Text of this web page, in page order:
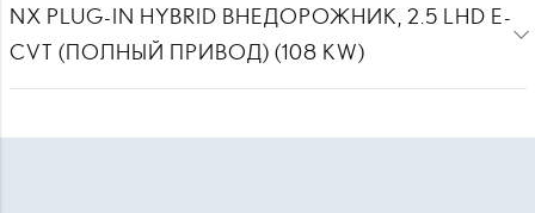
NX PLUG-IN HYBRID ВНЕДОРОЖНИК, 2.5 LHD E-
CVT (ПОЛНЫЙ ПРИВОД) (108 KW)